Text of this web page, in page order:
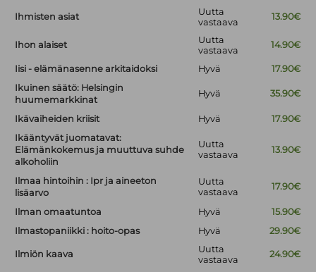
Ihmisten asiat
Uutta
vastaava
13.90€
Ihon alaiset
Uutta
vastaava
14.90€
Iisi - elämänasenne arkitaidoksi Hyvä
17.90€
Ikuinen säätö: Helsingin
huumemarkkinat
Hyvä 35.90€
Ikävaiheiden kriisit Hyvä
17.90€
Ikääntyvät juomatavat:
Elämänkokemus ja muuttuva suhde
alkoholiin
Uutta
vastaava
13.90€
Ilmaa hintoihin : Ipr ja aineeton
lisäarvo
Uutta
vastaava
17.90€
Ilman omaatuntoa Hyvä
15.90€
Ilmastopaniikki : hoito-opas
Hyvä 29.90€
Ilmiön kaava
Uutta
vastaava
24.90€